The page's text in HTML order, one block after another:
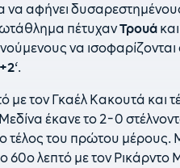
να αφήνει
πέτυχανΤρουά
να
‘.
με τον Γκαέλ Κακουτά και
έκανε το 2-0
τέλος του πρώτου μέρους.
60ο λεπτό με τον